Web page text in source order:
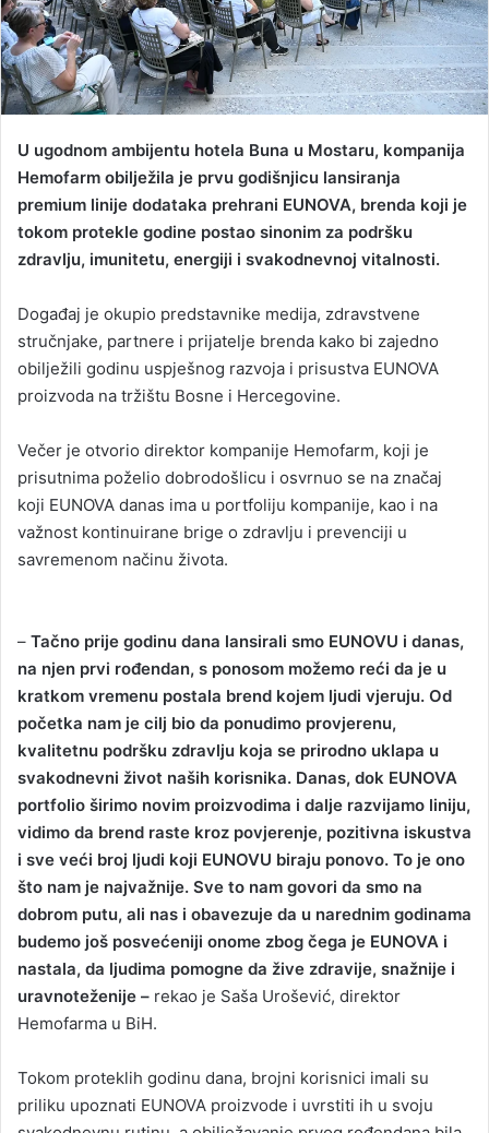
l
U ugodnom ambijentu hotela Buna u Mostaru, kompanija
Hemofarm obilježila je prvu godišnjicu lansiranja
premium linije dodataka prehrani EUNOVA, brenda koji je
tokom protekle godine postao sinonim za podršku
zdravlju, imunitetu, energiji i svakodnevnoj vitalnosti.
Događaj je okupio predstavnike medija, zdravstvene
stručnjake, partnere i prijatelje brenda kako bi zajedno
obilježili godinu uspješnog razvoja i prisustva EUNOVA
proizvoda na tržištu Bosne i Hercegovine.
Večer je otvorio direktor kompanije Hemofarm, koji je
prisutnima poželio dobrodošlicu i osvrnuo se na značaj
koji EUNOVA danas ima u portfoliju kompanije, kao i na
važnost kontinuirane brige o zdravlju i prevenciji u
savremenom načinu života.
– Tačno prije godinu dana lansirali smo EUNOVU i danas,
na njen prvi rođendan, s ponosom možemo reći da je u
kratkom vremenu postala brend kojem ljudi vjeruju. Od
početka nam je cilj bio da ponudimo provjerenu,
kvalitetnu podršku zdravlju koja se prirodno uklapa u
svakodnevni život naših korisnika. Danas, dok EUNOVA
portfolio širimo novim proizvodima i dalje razvijamo liniju,
vidimo da brend raste kroz povjerenje, pozitivna iskustva
i sve veći broj ljudi koji EUNOVU biraju ponovo. To je ono
što nam je najvažnije. Sve to nam govori da smo na
dobrom putu, ali nas i obavezuje da u narednim godinama
budemo još posvećeniji onome zbog čega je EUNOVA i
nastala, da ljudima pomogne da žive zdravije, snažnije i
uravnoteženije – rekao je Saša Urošević, direktor
Hemofarma u BiH.
Tokom proteklih godinu dana, brojni korisnici imali su
priliku upoznati EUNOVA proizvode i uvrstiti ih u svoju